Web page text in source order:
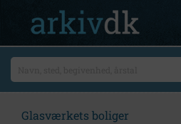
Glasværkets boliger